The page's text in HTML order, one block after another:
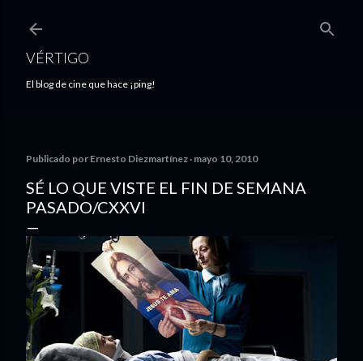
VÉRTIGO
El blog de cine que hace ¡ping!
Publicado por Ernesto Diezmartínez mayo 10, 2010
SÉ LO QUE VISTE EL FIN DE SEMANA
PASADO/CXXVI